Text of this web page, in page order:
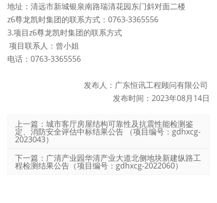
地址：清远市新城银泉南路瑞清花园东门斜对面二楼
z6尊龙凯时集团的联系方式：0763-3365556
3.项目z6尊龙凯时集团的联系方式
项目联系人：曾小姐
电话：0763-3365556
发布人：广东恒讯工程顾问有限公司
发布时间：2023年08月14日
上一篇：城市客厅房屋结构可靠性及抗震性能检测鉴
定、消防安全评估中标结果公告 （项目编号：gdhxcg-
2023043）
下一篇：广清产业园华清产业大道北侧地块新建纵路工
程检测结果公告（项目编号：gdhxcg-2022060）